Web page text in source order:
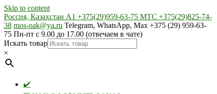
Skip to content
Россия, Казахстан А1 +375(29)959-63-75 МТС +375(29)825-74-
38 mos-oak@ya.ru Telegram, WhatsApp, Max +375 (29) 959-63-
75 Пн-пт с 9.00 до 17.00 (отвечаем в чате)
Искать товар
×
✔️